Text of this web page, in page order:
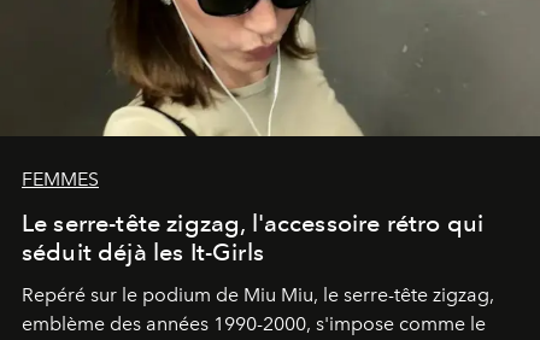
FEMMES
Le serre-tête zigzag, l'accessoire rétro qui
séduit déjà les It-Girls
Repéré sur le podium de Miu Miu, le serre-tête zigzag,
emblème des années 1990-2000, s'impose comme le